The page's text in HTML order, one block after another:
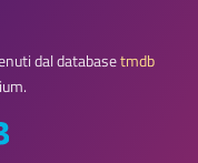
dal databasetmdb